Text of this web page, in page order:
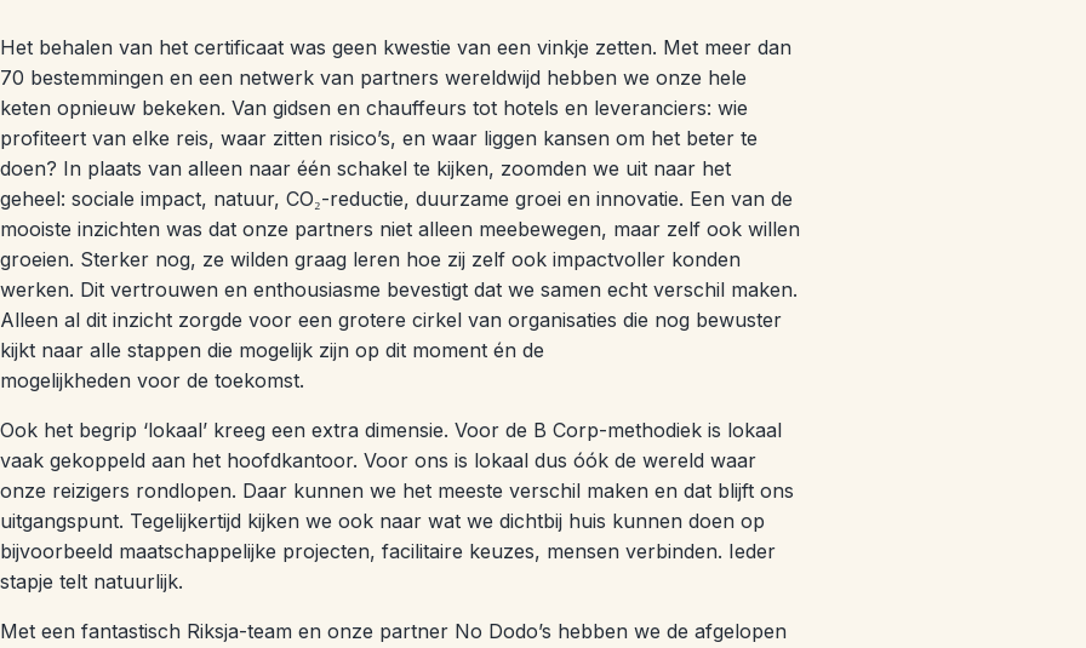
Het behalen van het certificaat was geen kwestie van een vinkje zetten. Met meer dan
70 bestemmingen en een netwerk van partners wereldwijd hebben we onze hele
keten opnieuw bekeken. Van gidsen en chauffeurs tot hotels en leveranciers: wie
profiteert van elke reis, waar zitten risico’s, en waar liggen kansen om het beter te
doen? In plaats van alleen naar één schakel te kijken, zoomden we uit naar het
geheel: sociale impact, natuur, CO₂-reductie, duurzame groei en innovatie. Een van de
mooiste inzichten was dat onze partners niet alleen meebewegen, maar zelf ook willen
groeien. Sterker nog, ze wilden graag leren hoe zij zelf ook impactvoller konden
werken. Dit vertrouwen en enthousiasme bevestigt dat we samen echt verschil maken.
Alleen al dit inzicht zorgde voor een grotere cirkel van organisaties die nog bewuster
kijkt naar alle stappen die mogelijk zijn op dit moment én de
mogelijkheden voor de toekomst.
Ook het begrip ‘lokaal’ kreeg een extra dimensie. Voor de B Corp-methodiek is lokaal
vaak gekoppeld aan het hoofdkantoor. Voor ons is lokaal dus óók de wereld waar
onze reizigers rondlopen. Daar kunnen we het meeste verschil maken en dat blijft ons
uitgangspunt. Tegelijkertijd kijken we ook naar wat we dichtbij huis kunnen doen op
bijvoorbeeld maatschappelijke projecten, facilitaire keuzes, mensen verbinden. Ieder
stapje telt natuurlijk.
Met een fantastisch Riksja-team en onze partner No Dodo’s hebben we de afgelopen